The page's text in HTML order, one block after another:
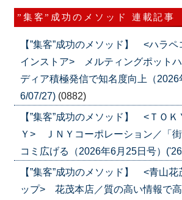
”集客”成功のメソッド 連載記事
【”集客”成功のメソッド】 <ハラペ
インストア> メルティングポット
ディア積極発信で知名度向上（
6/07/27) (0882)
【”集客”成功のメソッド】 <ＴＯ
Ｙ> ＪＮＹコーポレーション／「
コミ広げる（2026年6月25日号）
【”集客”成功のメソッド】 <青山花
ップ> 花茂本店／質の高い情報で